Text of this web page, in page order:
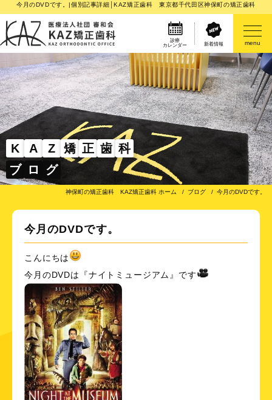
今月のDVDです。|個別記事詳細│KAZ矯正歯科 東京都千代田区神保町の矯正歯科
診療
カレンダー
新着情報 menu
K A Z 矯 正 歯 科
ブ ロ グ
神保町の矯正歯科 KAZ矯正歯科 ホーム ブログ 今月のDVDです。
今月のDVDです。
こんにちは
今月のDVDは『ナイトミュージアム』です
医院案内
矯正歯科治療のご案内
矯正装置のご紹介
その他